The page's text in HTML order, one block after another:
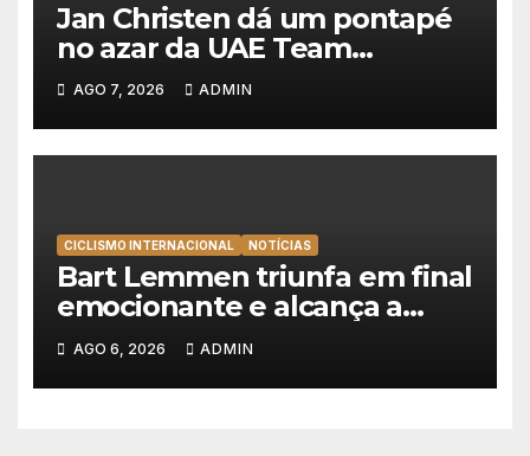
Jan Christen dá um pontapé
no azar da UAE Team
Emirates e vence na Volta a
Polónia
AGO 7, 2026 ADMIN
CICLISMO INTERNACIONAL NOTÍCIAS
Bart Lemmen triunfa em final
emocionante e alcança a
primeira vitória da carreira na
Volta à Polónia
AGO 6, 2026 ADMIN